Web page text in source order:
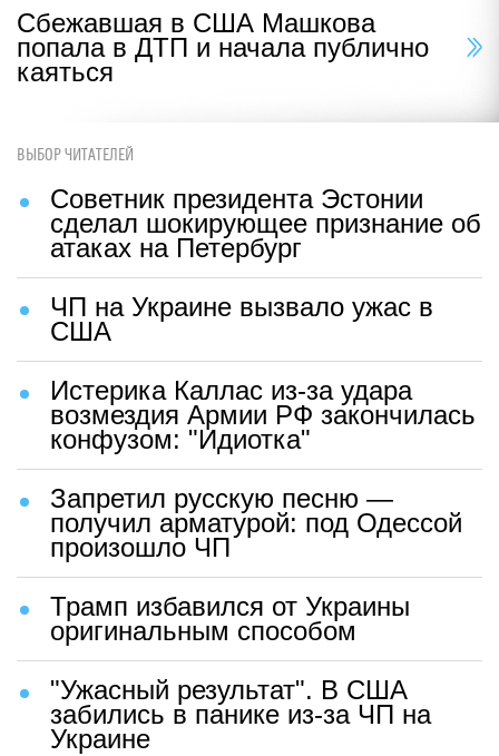
Сбежавшая в США Машкова
попала в ДТП и начала публично
каяться
ВЫБОР ЧИТАТЕЛЕЙ
Советник президента Эстонии
сделал шокирующее признание об
атаках на Петербург
ЧП на Украине вызвало ужас в
США
Истерика Каллас из-за удара
возмездия Армии РФ закончилась
конфузом: "Идиотка"
Запретил русскую песню —
получил арматурой: под Одессой
произошло ЧП
Трамп избавился от Украины
оригинальным способом
"Ужасный результат". В США
забились в панике из-за ЧП на
Украине